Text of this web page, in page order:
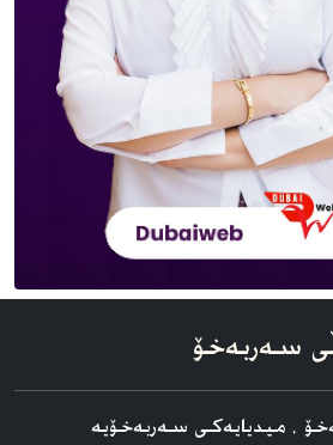
سه‌ربه‌خۆ
، میدیایەکی سەربەخۆیە